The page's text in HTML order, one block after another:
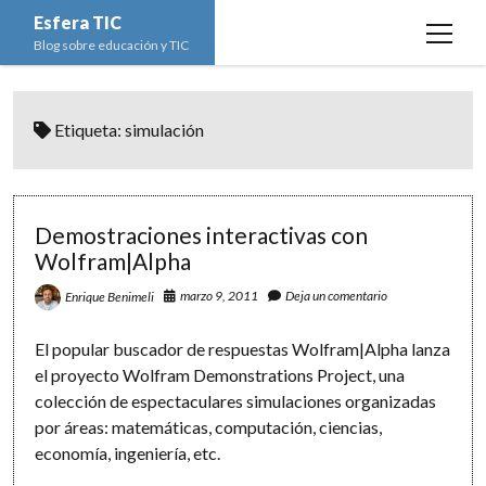
Esfera TIC
Blog sobre educación y TIC
open
Educación y TIC open
Escuela de padres
Espacios
Formación
Innovación
Lectura
menu
Ciencias Naturales
Ed. Plástica y Visual
Geografía e Historia
Historia del Arte
Lengua
Música
Informática
open
menu
Imagen digital
Ofimática open
Bases de datos
Hoja de cálculo
Programación
Redes de ordenadores
Redes sociales
Sistemas Operativos
Matemáticas open
Estadística
Geometría
twitter
Etiqueta:simulación
Demostraciones interactivas con
Wolfram|Alpha
Enrique Benimeli marzo 9, 2011 Deja un comentario
El popular buscador de respuestas Wolfram|Alpha lanza
el proyecto Wolfram Demonstrations Project, una
colección de espectaculares simulaciones organizadas
por áreas: matemáticas, computación, ciencias,
economía, ingeniería, etc.